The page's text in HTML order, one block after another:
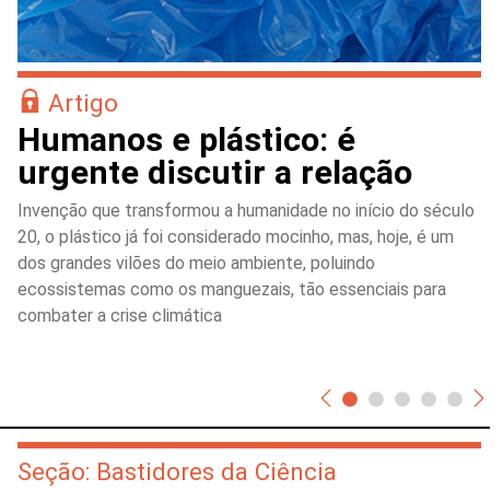
Artigo
Humanos e plástico: é
urgente discutir a relação
Invenção que transformou a humanidade no início do século
20, o plástico já foi considerado mocinho, mas, hoje, é um
dos grandes vilões do meio ambiente, poluindo
ecossistemas como os manguezais, tão essenciais para
combater a crise climática
Seção: Bastidores da Ciência